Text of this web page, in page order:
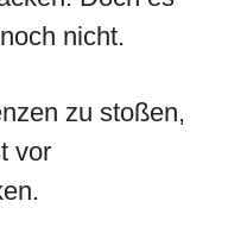
nicht.
zu stoßen,
vor